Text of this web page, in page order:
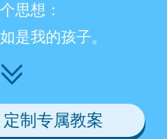
思想：
是我的孩子。
制专属教案